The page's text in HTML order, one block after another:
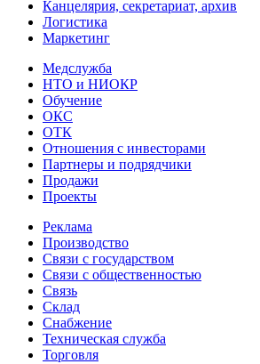
Канцелярия, секретариат, архив
Логистика
Маркетинг
Медслужба
НТО и НИОКР
Обучение
ОКС
ОТК
Отношения с инвесторами
Партнеры и подрядчики
Продажи
Проекты
Реклама
Производство
Связи с государством
Связи с общественностью
Связь
Склад
Снабжение
Техническая служба
Торговля